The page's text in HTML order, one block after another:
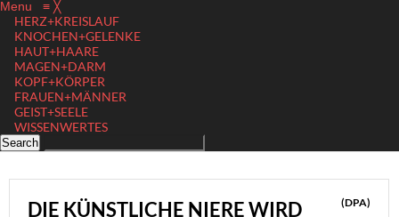
Menu ≡ ╳
HERZ+KREISLAUF
KNOCHEN+GELENKE
HAUT+HAARE
MAGEN+DARM
KOPF+KÖRPER
FRAUEN+MÄNNER
GEIST+SEELE
WISSENWERTES
DIE KÜNSTLICHE NIERE WIRD
(DPA)